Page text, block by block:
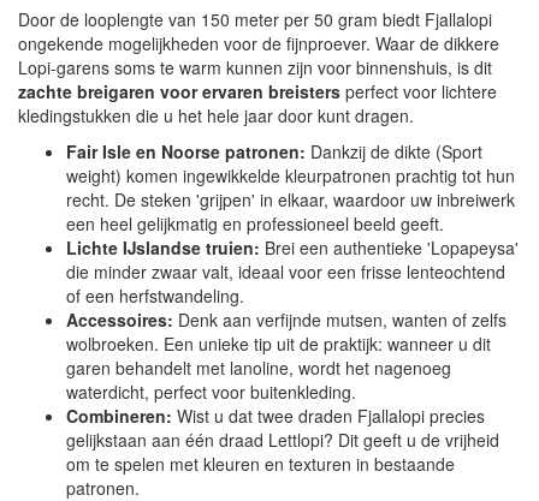
Door de looplengte van 150 meter per 50 gram biedt Fjallalopi
ongekende mogelijkheden voor de fijnproever. Waar de dikkere
Lopi-garens soms te warm kunnen zijn voor binnenshuis, is dit
zachte breigaren voor ervaren breisters perfect voor lichtere
kledingstukken die u het hele jaar door kunt dragen.
Fair Isle en Noorse patronen: Dankzij de dikte (Sport
weight) komen ingewikkelde kleurpatronen prachtig tot hun
recht. De steken 'grijpen' in elkaar, waardoor uw inbreiwerk
een heel gelijkmatig en professioneel beeld geeft.
Lichte IJslandse truien: Brei een authentieke 'Lopapeysa'
die minder zwaar valt, ideaal voor een frisse lenteochtend
of een herfstwandeling.
Accessoires: Denk aan verfijnde mutsen, wanten of zelfs
wolbroeken. Een unieke tip uit de praktijk: wanneer u dit
garen behandelt met lanoline, wordt het nagenoeg
waterdicht, perfect voor buitenkleding.
Combineren: Wist u dat twee draden Fjallalopi precies
gelijkstaan aan één draad Lettlopi? Dit geeft u de vrijheid
om te spelen met kleuren en texturen in bestaande
patronen.